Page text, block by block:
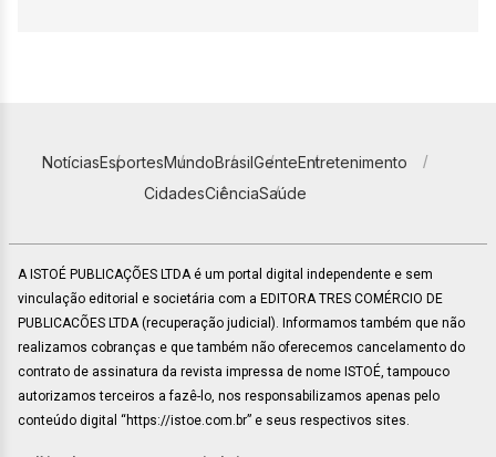
NotíciasEsportesMundoBrasilGenteEntretenimento
CidadesCiênciaSaúde
A ISTOÉ PUBLICAÇÕES LTDA é um portal digital independente e sem
vinculação editorial e societária com a EDITORA TRES COMÉRCIO DE
PUBLICACÕES LTDA (recuperação judicial). Informamos também que não
realizamos cobranças e que também não oferecemos cancelamento do
contrato de assinatura da revista impressa de nome ISTOÉ, tampouco
autorizamos terceiros a fazê-lo, nos responsabilizamos apenas pelo
conteúdo digital “https://istoe.com.br” e seus respectivos sites.